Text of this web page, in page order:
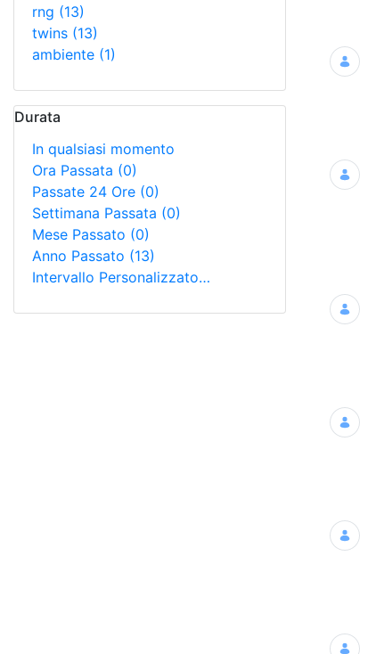
rng (13)
twins (13)
ambiente (1)
Durata
In qualsiasi momento
Ora Passata (0)
Passate 24 Ore (0)
Settimana Passata (0)
Mese Passato (0)
Anno Passato (13)
Intervallo Personalizzato…